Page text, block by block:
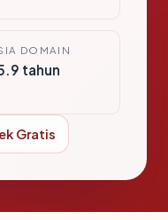
DOMAIN
tahun
Gratis